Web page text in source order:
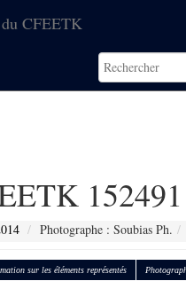
CFEETK
152491
Photographe : Soubias Ph.
sur les éléments représentés